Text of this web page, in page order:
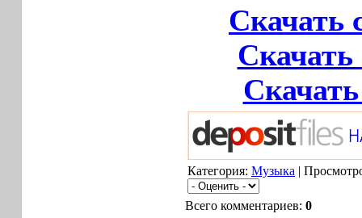
Скачать
Категория: Музыка |
Всего комментариев: 0